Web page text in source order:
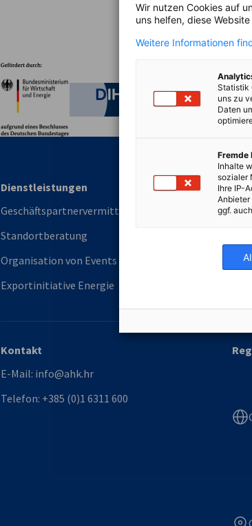
Bundesministerium für Wirtschaft und
Deutsche Industrie-
Dienstleistungen
Geschäftspartnervermittlung
Standortberatung
Organisation von Events
Exportinitiative Energie
Kontakt
E-Mail: info@ahk.hr
Telefon: +385 (0)1 6311 600
Wir nutzen Cookies auf
uns helfen, diese
Weitere Informationen
Statistik
uns zu
Daten
Fremde
Inhalte
sozialer
Ihre IP-
Anbieter
ggf.